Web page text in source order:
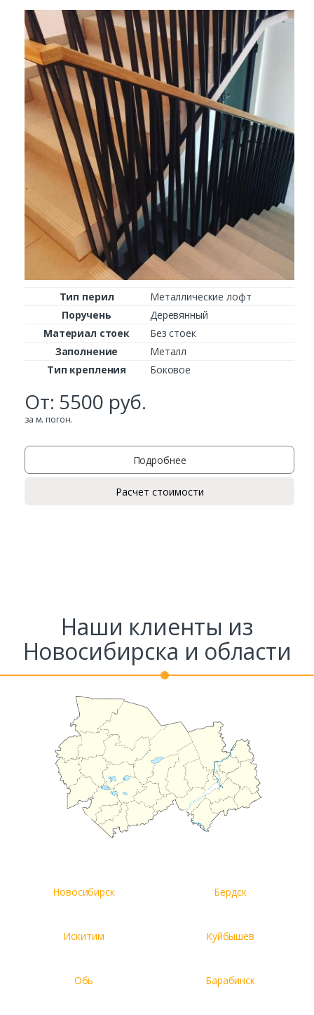
Заказать
Ваше имя*
Ваш телефон*
Комментарий к заказу
Тип перил
Металлические лофт
Поручень
Деревянный
Материал стоек
Без стоек
Заполнение
Металл
Тип крепления
Боковое
От: 5500 руб.
за м. погон.
Подробнее
Расчет стоимости
Наши клиенты из
Новосибирска и области
Новосибирск Бердск
Искитим Куйбышев
Обь Барабинск